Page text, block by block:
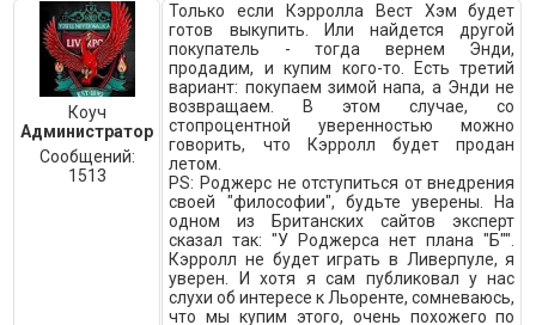
Коуч
Администратор
Сообщений:
1513
Только если Кэрролла Вест Хэм будет
готов выкупить. Или найдется другой
покупатель - тогда вернем Энди,
продадим, и купим кого-то. Есть третий
вариант: покупаем зимой напа, а Энди не
возвращаем. В этом случае, со
стопроцентной уверенностью можно
говорить, что Кэрролл будет продан
летом.
PS: Роджерс не отступиться от внедрения
своей "философии", будьте уверены. На
одном из Британских сайтов эксперт
сказал так: "У Роджерса нет плана "Б"".
Кэрролл не будет играть в Ливерпуле, я
уверен. И хотя я сам публиковал у нас
слухи об интересе к Льоренте, сомневаюсь,
что мы купим этого, очень похожего по